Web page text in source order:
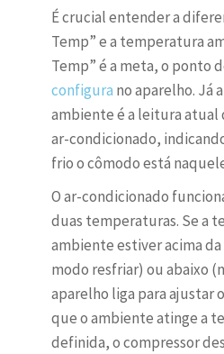
É crucial entender a
Temp” e a temperatura
Temp” é a meta, o ponto
configura no aparelho. Já
ambiente é a leitura
ar-condicionado,
frio o cômodo está
O ar-condicionado
duas temperaturas. Se a
ambiente estiver acima da
modo resfriar) ou abaixo
aparelho liga para ajustar
que o ambiente atinge a
definida, o compressor